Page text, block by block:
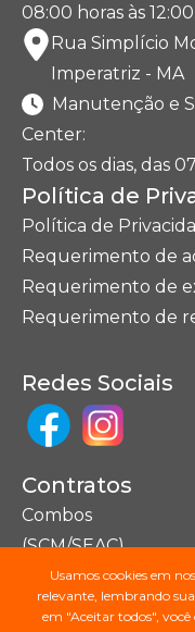
Usamos cookies em
relevante, lembrando
em "Aceitar todos",
08:00 horas às 12:00.
Rua Simplício
Imperatriz - MA
Manutenção e
Center:
Todos os dias, das
Política de
Política de
Requerimento de
Requerimento de
Requerimento de
Redes Sociais
Contratos
Combos
(SCM/SEAC)
Seções do Site